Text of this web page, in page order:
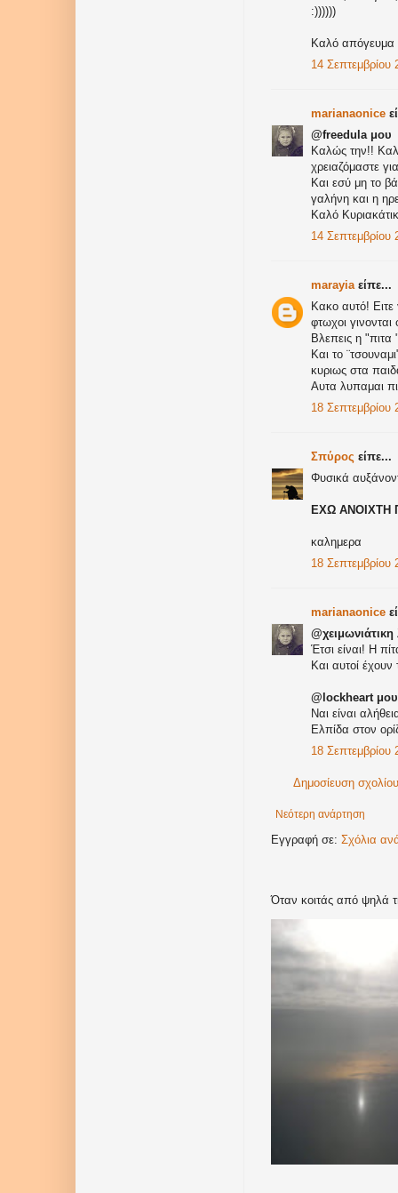
:))))))
Καλό απόγευμα
14 Σεπτεμβρίου
marianaonice
@freedula μου
Καλώς την!!
χρειαζόμαστε
Και εσύ μη το
γαλήνη και η
Καλό
14 Σεπτεμβρίου
marayiaείπε...
Κακο αυτό! Ειτε
φτωχοι γινονται
Βλεπεις η "πιτα
Και το
κυριως στα
Αυτα λυπαμαι
18 Σεπτεμβρίου
Σπύρος είπε...
Φυσικά
EXΩ ΑΝΟΙΧΤΗ
καλημερα
18 Σεπτεμβρίου
marianaonice
Έτσι είναι! Η
Και αυτoί έχουν
@lockheart μου
Ναι είναι
Ελπίδα στον
18 Σεπτεμβρίου
Δημοσίευση σχολίου
Νεότερη ανάρτηση
Εγγραφή σε: Σχόλια
Όταν κοιτάς από ψηλά